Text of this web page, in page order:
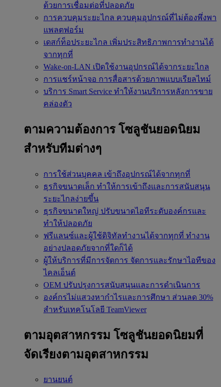
ด้วยการเชื่อมต่อที่ปลอดภัย
การควบคุมระยะไกล ควบคุมอุปกรณ์ที่ไม่ต้องพึ่งพา
แพลตฟอร์ม
เดสก์ท็อประยะไกล เพิ่มประสิทธิภาพการทำงานได้
จากทุกที่
Wake-on-LAN เปิดใช้งานอุปกรณ์ได้จากระยะไกล
การแชร์หน้าจอ การสื่อสารด้วยภาพแบบเรียลไทม์
บริการ Smart Service ทำให้งานบริการหลังการขาย
คล่องตัว
ตามความต้องการ โซลูชันยอดนิยม
สำหรับทีมต่างๆ
การใช้ส่วนบุคคล เข้าถึงอุปกรณ์ได้จากทุกที่
ธุรกิจขนาดเล็ก ทำให้การเข้าถึงและการสนับสนุน
ระยะไกลง่ายขึ้น
ธุรกิจขนาดใหญ่ ปรับขนาดไอทีระดับองค์กรและ
ทำให้ปลอดภัย
ฟรีแลนซ์และผู้ใช้ดิจิทัลทำงานได้จากทุกที่ ทำงาน
อย่างปลอดภัยจากที่ใดก็ได้
ผู้ให้บริการที่มีการจัดการ จัดการและรักษาไอทีของ
ไคลเอ็นต์
OEM ปรับปรุงการสนับสนุนและการดำเนินการ
องค์กรไม่แสวงหากำไรและการศึกษา ส่วนลด 30%
สำหรับเทคโนโลยี TeamViewer
ตามอุตสาหกรรม โซลูชันยอดนิยมที่
จัดเรียงตามอุตสาหกรรม
ยานยนต์